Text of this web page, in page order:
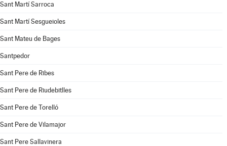
Sant Martí Sarroca
Sant Martí Sesgueioles
Sant Mateu de Bages
Santpedor
Sant Pere de Ribes
Sant Pere de Riudebitlles
Sant Pere de Torelló
Sant Pere de Vilamajor
Sant Pere Sallavinera